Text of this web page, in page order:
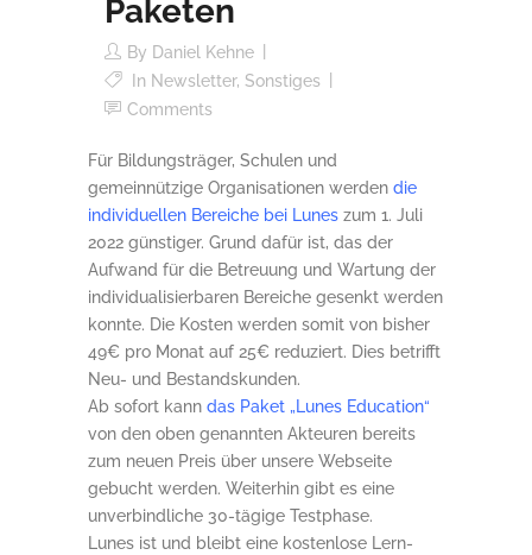
Paketen
By Daniel Kehne
In Newsletter, Sonstiges
Comments
Für Bildungsträger, Schulen und
gemeinnützige Organisationen werden die
individuellen Bereiche bei Lunes zum 1. Juli
2022 günstiger. Grund dafür ist, das der
Aufwand für die Betreuung und Wartung der
individualisierbaren Bereiche gesenkt werden
konnte. Die Kosten werden somit von bisher
49€ pro Monat auf 25€ reduziert. Dies betrifft
Neu- und Bestandskunden.
Ab sofort kann das Paket „Lunes Education“
von den oben genannten Akteuren bereits
zum neuen Preis über unsere Webseite
gebucht werden. Weiterhin gibt es eine
unverbindliche 30-tägige Testphase.
Lunes ist und bleibt eine kostenlose Lern-